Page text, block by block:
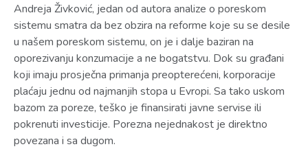
Andreja Živković, jedan od autora analize o poreskom
sistemu smatra da bez obzira na reforme koje su se desile
u našem poreskom sistemu, on je i dalje baziran na
oporezivanju konzumacije a ne bogatstvu. Dok su građani
koji imaju prosječna primanja preopterećeni, korporacije
plaćaju jednu od najmanjih stopa u Evropi. Sa tako uskom
bazom za poreze, teško je finansirati javne servise ili
pokrenuti investicije. Porezna nejednakost je direktno
povezana i sa dugom.